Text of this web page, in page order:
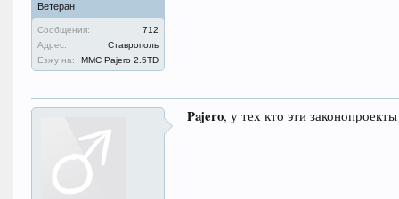
Ветеран
Сообщения:
712
Адрес:
Ставрополь
Езжу на:
MMC Pajero 2.5TD
Pajero, у тех кто эти